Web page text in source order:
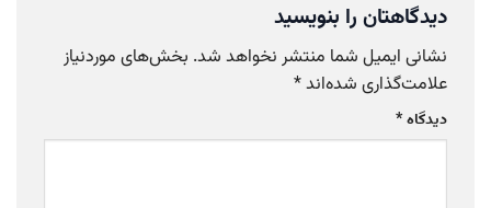
دیدگاهتان را بنویسید
نشانی ایمیل شما منتشر نخواهد شد. بخش‌های موردنیاز
علامت‌گذاری شده‌اند*
دیدگاه*